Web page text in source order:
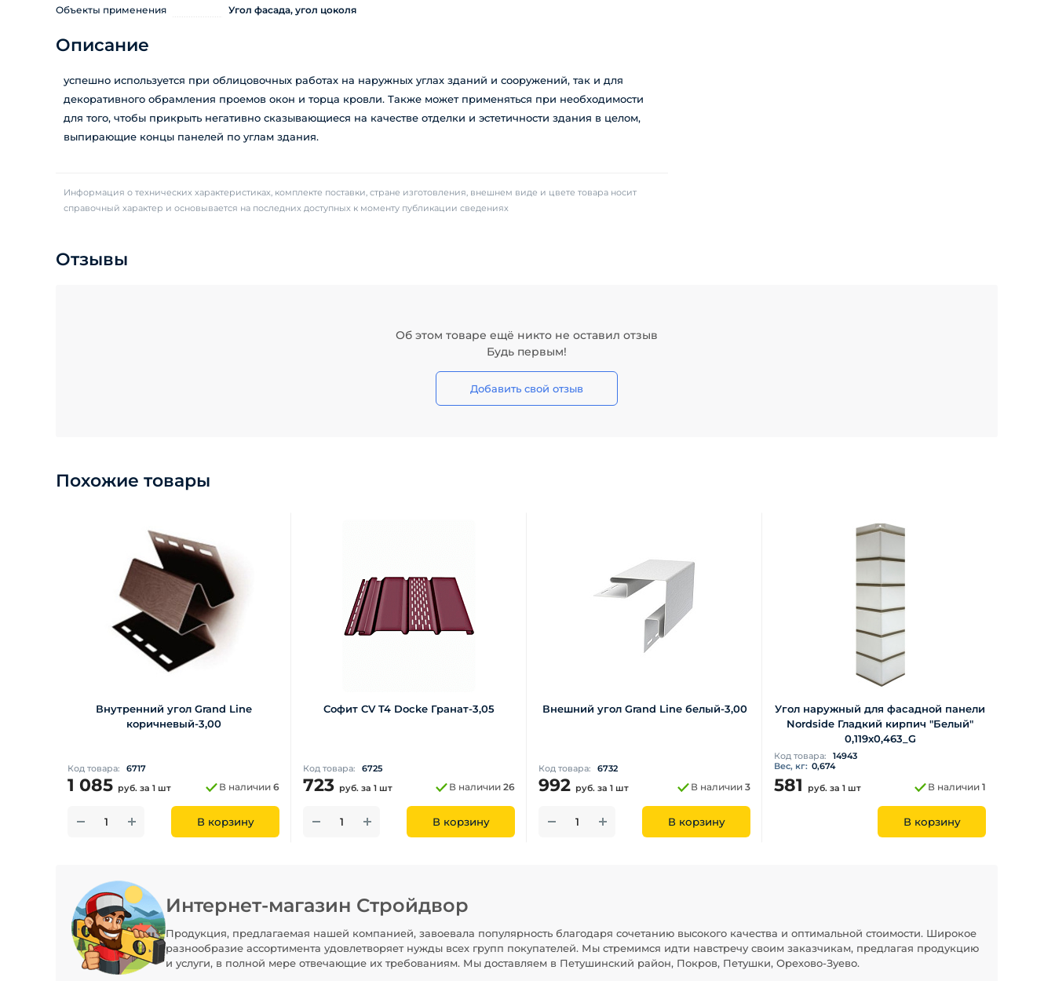
Объекты применения Угол фасада, угол цоколя
Описание
успешно используется при облицовочных работах на наружных углах зданий и сооружений, так и для
декоративного обрамления проемов окон и торца кровли. Также может применяться при необходимости
для того, чтобы прикрыть негативно сказывающиеся на качестве отделки и эстетичности здания в целом,
выпирающие концы панелей по углам здания.
Информация о технических характеристиках, комплекте поставки, стране изготовления, внешнем виде и цвете товара носит
справочный характер и основывается на последних доступных к моменту публикации сведениях
Отзывы
Об этом товаре ещё никто не оставил отзыв
Будь первым!
Добавить свой отзыв
Похожие товары
Внутренний угол Grand Line
коричневый-3,00
Код товара: 6717
1 085 руб. за 1 шт В наличии 6
В корзину
Софит CV T4 Docke Гранат-3,05
Код товара: 6725
723 руб. за 1 шт В наличии 26
В корзину
Внешний угол Grand Line белый-3,00
Код товара: 6732
992 руб. за 1 шт В наличии 3
В корзину
Угол наружный для фасадной панели
Nordside Гладкий кирпич "Белый"
0,119х0,463_G
Код товара:
14943
Вес, кг: 0,674
581 руб. за 1 шт В наличии 1
В корзину
Интернет-магазин Стройдвор
Продукция, предлагаемая нашей компанией, завоевала популярность благодаря сочетанию высокого качества и оптимальной стоимости. Широкое
разнообразие ассортимента удовлетворяет нужды всех групп покупателей. Мы стремимся идти навстречу своим заказчикам, предлагая продукцию
и услуги, в полной мере отвечающие их требованиям. Мы доставляем в Петушинский район, Покров, Петушки, Орехово-Зуево.